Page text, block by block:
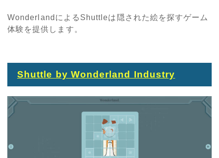
WonderlandによるShuttleは隠された絵を探すゲーム
体験を提供します。
Shuttle by Wonderland Industry